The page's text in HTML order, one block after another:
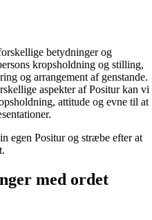
betydninger og
kropsholdning og stilling,
og arrangement af genstande.
aspekter af Positur kan vi
attitude og evne til at
egen Positur og stræbe efter at
med ordet